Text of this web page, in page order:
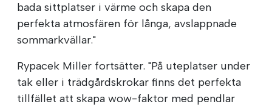
bada sittplatser i värme och skapa den
perfekta atmosfären för långa, avslappnade
sommarkvällar."
Rypacek Miller fortsätter. "På uteplatser under
tak eller i trädgårdskrokar finns det perfekta
tillfället att skapa wow-faktor med pendlar